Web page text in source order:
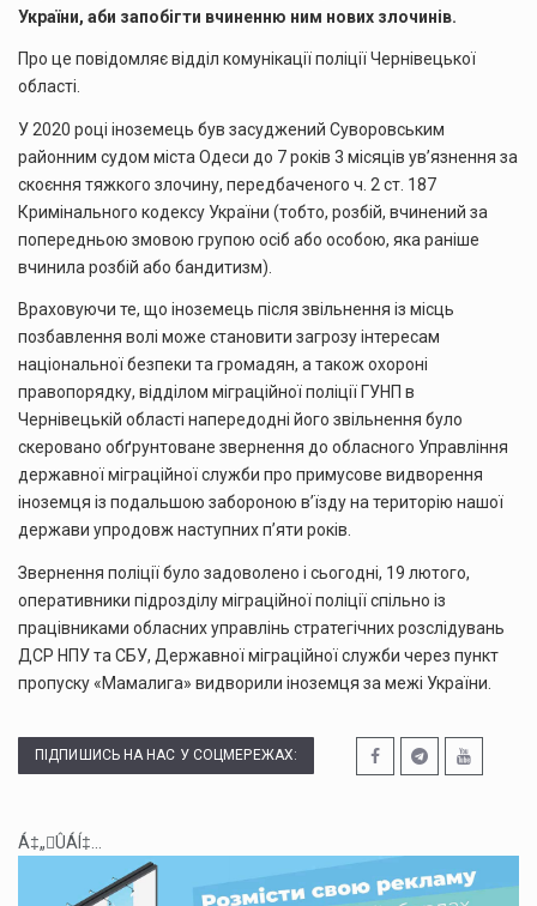
України, аби запобігти вчиненню ним нових злочинів.
Про це повідомляє відділ комунікації поліції Чернівецької
області.
У 2020 році іноземець був засуджений Суворовським
районним судом міста Одеси до 7 років 3 місяців ув’язнення за
скоєння тяжкого злочину, передбаченого ч. 2 ст. 187
Кримінального кодексу України (тобто, розбій, вчинений за
попередньою змовою групою осіб або особою, яка раніше
вчинила розбій або бандитизм).
Враховуючи те, що іноземець після звільнення із місць
позбавлення волі може становити загрозу інтересам
національної безпеки та громадян, а також охороні
правопорядку, відділом міграційної поліції ГУНП в
Чернівецькій області напередодні його звільнення було
скеровано обґрунтоване звернення до обласного Управління
державної міграційної служби про примусове видворення
іноземця із подальшою забороною в’їзду на територію нашої
держави упродовж наступних п’яти років.
Звернення поліції було задоволено і сьогодні, 19 лютого,
оперативники підрозділу міграційної поліції спільно із
працівниками обласних управлінь стратегічних розслідувань
ДСР НПУ та СБУ, Державної міграційної служби через пункт
пропуску «Мамалига» видворили іноземця за межі України.
ПІДПИШИСЬ НА НАС У СОЦМЕРЕЖАХ:
Á‡„ÛÁÍ‡...